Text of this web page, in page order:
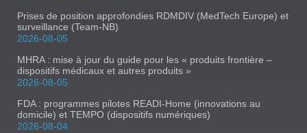
Prises de position approfondies RDMDIV (MedTech Europe) et
surveillance (Team-NB)
2026-08-05
MHRA : mise à jour du guide pour les « produits frontière –
dispositifs médicaux et autres produits »
2026-08-05
FDA : programmes pilotes READI-Home (innovations au
domicile) et TEMPO (dispositifs numériques)
2026-08-04